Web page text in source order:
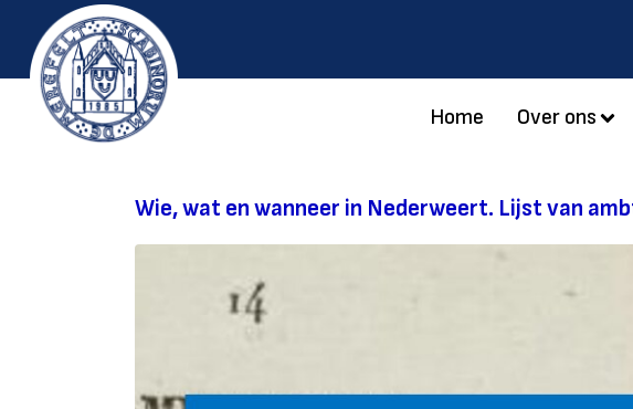
Home Over ons
Wie, wat en wanneer in Nederweert. Lijst van